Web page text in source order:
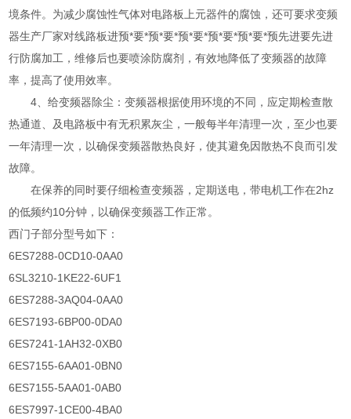
境条件。为减少腐蚀性气体对电路板上元器件的腐蚀，还可要求变频
器生产厂家对线路板进预*要*预*要*预*要*预*要*预*要*预先进要先进
行防腐加工，维修后也要喷涂防腐剂，有效地降低了变频器的故障
率，提高了使用效率。
4、给变频器除尘：变频器根据使用环境的不同，应定期检查散
热通道、及电路板中有无积累灰尘，一般每半年清理一次，至少也要
一年清理一次，以确保变频器散热良好，使其避免因散热不良而引发
故障。
在保养的同时要仔细检查变频器，定期送电，带电机工作在2hz
的低频约10分钟，以确保变频器工作正常。
西门子部分型号如下：
6ES7288-0CD10-0AA0
6SL3210-1KE22-6UF1
6ES7288-3AQ04-0AA0
6ES7193-6BP00-0DA0
6ES7241-1AH32-0XB0
6ES7155-6AA01-0BN0
6ES7155-5AA01-0AB0
6ES7997-1CE00-4BA0